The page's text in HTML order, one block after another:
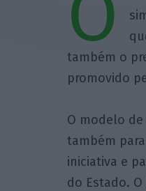
também o
promovido
O modelo
também
iniciativa e
do Estado.